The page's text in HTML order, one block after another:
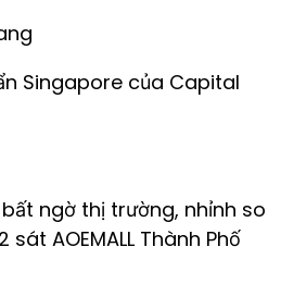
Singapore của Capital
ngờ thị trường, nhỉnh so
AOEMALL Thành Phố